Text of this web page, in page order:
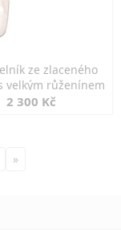
ze zlaceného
velkým růženínem
2 300 Kč
»